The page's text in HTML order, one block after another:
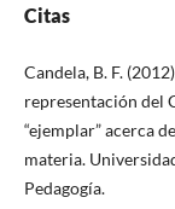
Citas
Candela, B. F.
representación del
“ejemplar” acerca
materia.
Pedagogía.